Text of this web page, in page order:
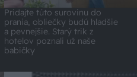
Pridajte túto surovinu do
prania, obliečky budú hladšie
a pevnejšie. Starý trik z
hotelov poznali už naše
babičky